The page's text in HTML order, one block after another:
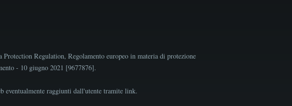
Regulation, Regolamento europeo in materia di protezione
- 10 giugno 2021 [9677876].
eventualmente raggiunti dall'utente tramite link.